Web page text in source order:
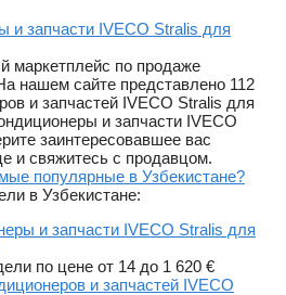
и запчасти IVECO Stralis для
маркетплейс по продаже
нашем сайте представлено 112
и запчастей IVECO Stralis для
и запчасти IVECO
заинтересовавшее вас
и свяжитесь с продавцом.
популярные в Узбекистане?
в Узбекистане:
и запчасти IVECO Stralis для
по цене от 14 до 1 620 €
и запчастей IVECO